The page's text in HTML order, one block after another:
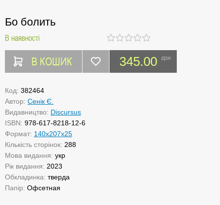
Бо болить
В наявності
В КОШИК 345.00 грн
Код: 382464
Автор: Сенік Є.
Видавництво: Discursus
ISBN: 978-617-8218-12-6
Формат: 140х207х25
Кількість сторінок: 288
Мова видання: укр
Рік видання: 2023
Обкладинка: тверда
Папір: Офсетная